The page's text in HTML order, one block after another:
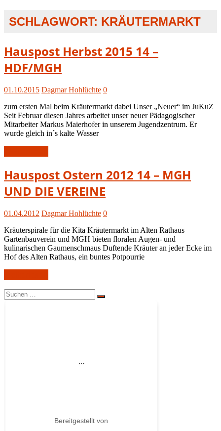
SCHLAGWORT: KRÄUTERMARKT
Hauspost
Herbst
2015
Hauspost Herbst 2015 14 –
HDF/MGH
01.10.2015 Dagmar Hohlüchte 0
zum ersten Mal beim Kräutermarkt dabei Unser „Neuer“ im JuKuZ
Seit Februar diesen Jahres arbeitet unser neuer Pädagogischer
Mitarbeiter Markus Maierhofer in unserem Jugendzentrum. Er
wurde gleich in´s kalte Wasser
Hauspost
Ostern-
2012
Hauspost Ostern 2012 14 – MGH
UND DIE VEREINE
01.04.2012 Dagmar Hohlüchte 0
Kräuterspirale für die Kita Kräutermarkt im Alten Rathaus
Gartenbauverein und MGH bieten floralen Augen- und
kulinarischen Gaumenschmaus Duftende Kräuter an jeder Ecke im
Hof des Alten Rathaus, ein buntes Potpourrie
Suchen
nach:
Suchen